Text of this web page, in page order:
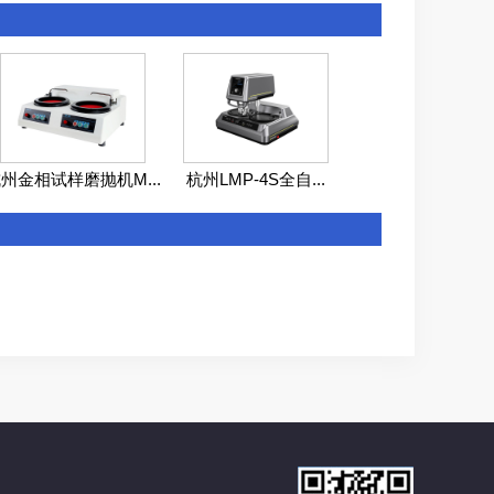
金相试样磨抛机M... 杭州LMP-4S全自...